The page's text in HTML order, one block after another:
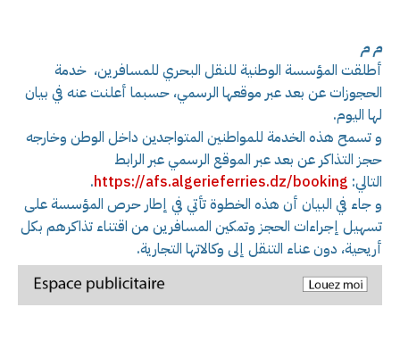
م م
أطلقت المؤسسة الوطنية للنقل البحري للمسافرين، خدمة
الحجوزات عن بعد عبر موقعها الرسمي، حسبما أعلنت عنه في بيان
لها اليوم.
و تسمح هذه الخدمة للمواطنين المتواجدين داخل الوطن وخارجه
حجز التذاكر عن بعد عبر الموقع الرسمي عبر الرابط
التالي:
https://afs.algerieferries.dz/booking
.
و جاء في البيان أن هذه الخطوة تأتي في إطار حرص المؤسسة على
تسهيل إجراءات الحجز وتمكين المسافرين من اقتناء تذاكرهم بكل
أريحية، دون عناء التنقل إلى وكالاتها التجارية.